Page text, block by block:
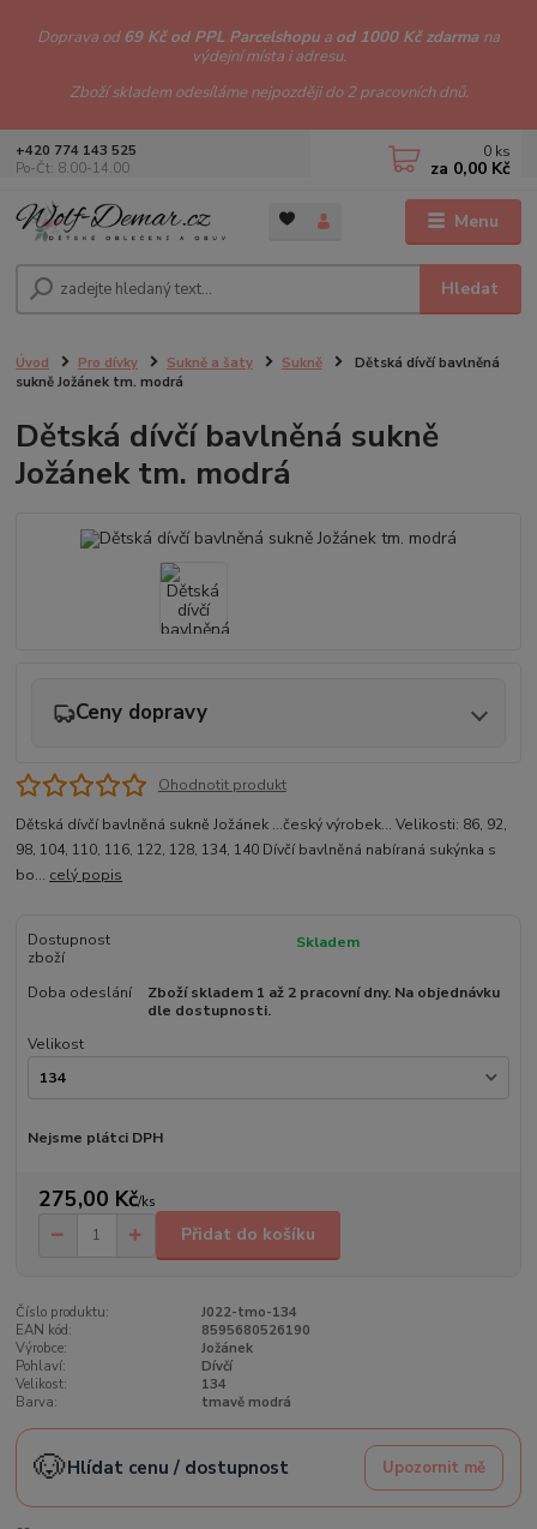
Doprava od69 Kč od PPL Parcelshopu a od 1000 Kč zdarma na
výdejní místa i adresu.
Zboží skladem odesíláme nejpozději do 2 pracovních dnů.
Menu
Hledat
+420 774 143 525
Po-Čt: 8.00-14.00
0 ks
za 0,00 Kč
Úvod Pro dívky Sukně a šaty Sukně
Dětská dívčí bavlněná
sukně Jožánek tm. modrá
Dětská dívčí bavlněná sukně
Jožánek tm. modrá
Ceny dopravy
Ohodnotit produkt
Dětská dívčí bavlněná sukně Jožánek ...český výrobek... Velikosti: 86, 92,
98, 104, 110, 116, 122, 128, 134, 140 Dívčí bavlněná nabíraná sukýnka s
bo... celý popis
Dostupnost
zboží
Skladem
Doba odeslání
Zboží skladem 1 až 2 pracovní dny. Na objednávku
dle dostupnosti.
Velikost
Nejsme plátci DPH
275,00 Kč/ks
Přidat do košíku
Číslo produktu:
J022-tmo-134
EAN kód:
8595680526190
Výrobce:
Jožánek
Pohlaví:
Dívčí
Velikost:
134
Barva:
tmavě modrá
🐶Hlídat cenu / dostupnost Upozornit mě